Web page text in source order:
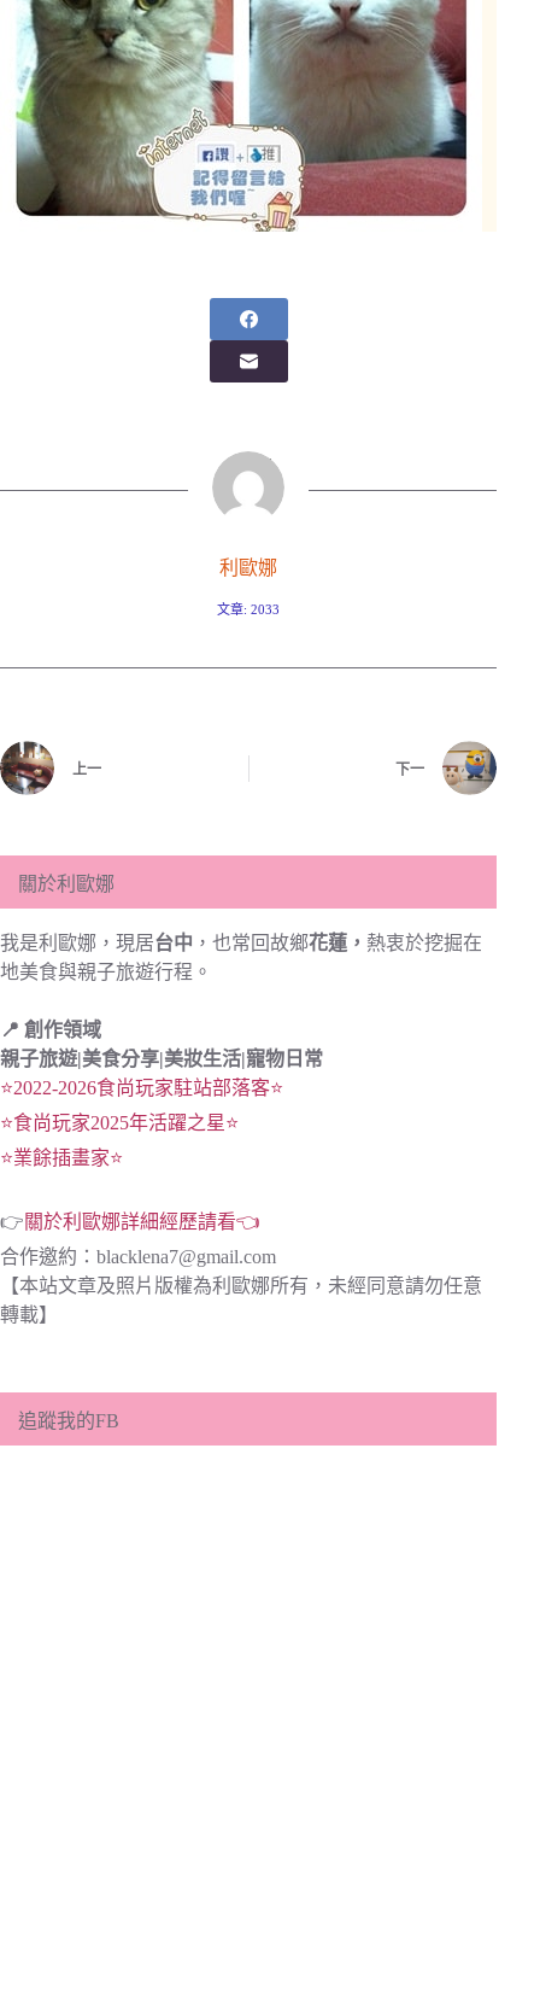
利歐娜
文章: 2033
上一 下一
關於利歐娜
我是利歐娜，現居台中 ，也常回故鄉花蓮， 熱衷於挖掘在
地美食與親子旅遊行程。
📍 創作領域
親子旅遊|美食分享|美妝生活|寵物日常
⭐2022-2026食尚玩家駐站部落客⭐
⭐食尚玩家2025年活躍之星⭐
⭐業餘插畫家⭐
👉關於利歐娜詳細經歷請看👈
合作邀約： blacklena7@gmail.com
【本站文章及照片版權為利歐娜所有，未經同意請勿任意
轉載】
追蹤我的FB